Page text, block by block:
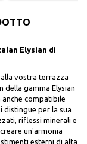
Elysian di
vostra terrazza
della gamma Elysian
compatibile
per la sua
riflessi minerali e
un'armonia
esterni di alta